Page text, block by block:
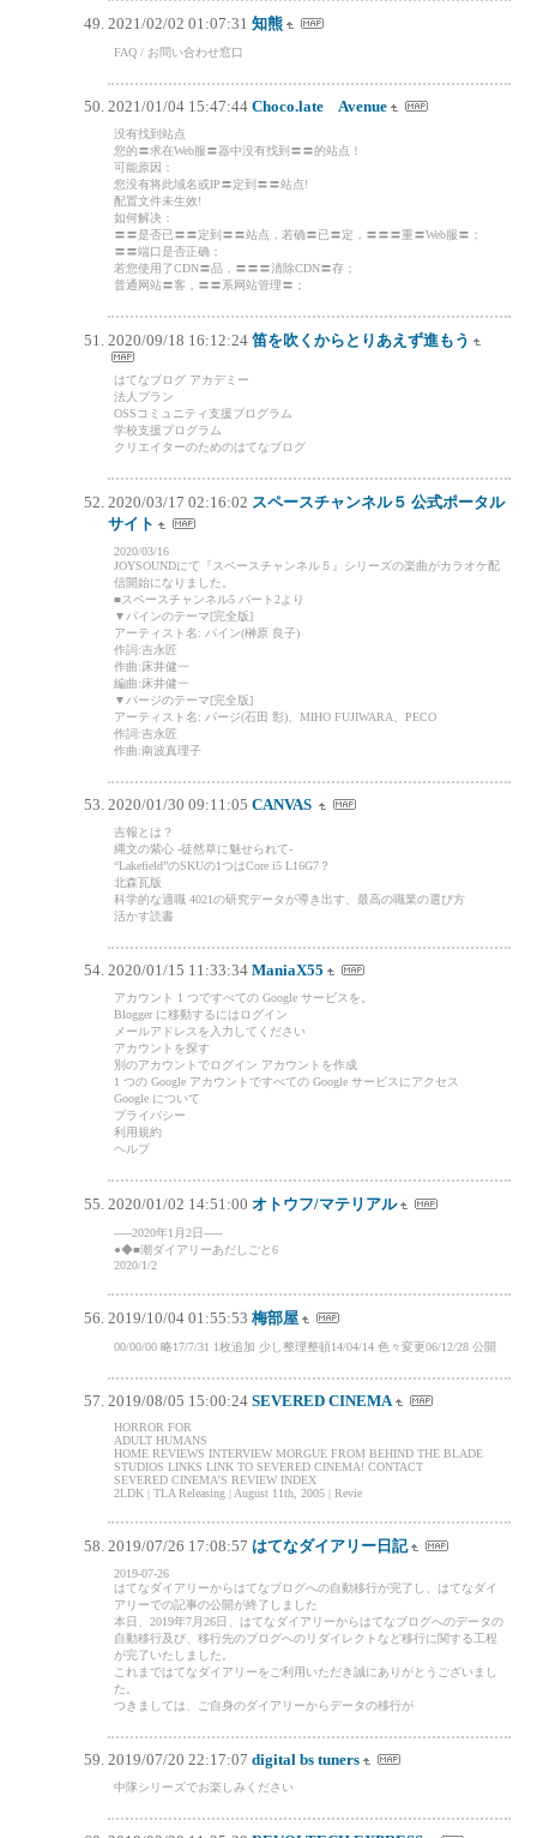
2021/02/02 01:07:31 知熊
FAQ / お問い合わせ窓口
2021/01/04 15:47:44 Choco.late Avenue
没有找到站点
您的〓求在Web服〓器中没有找到〓〓的站点！
可能原因：
您没有将此域名或IP〓定到〓〓站点!
配置文件未生效!
如何解决：
〓〓是否已〓〓定到〓〓站点，若确〓已〓定，〓〓〓重〓Web服〓；
〓〓端口是否正确；
若您使用了CDN〓品，〓〓〓清除CDN〓存；
普通网站〓客，〓〓系网站管理〓；
2020/09/18 16:12:24 笛を吹くからとりあえず進もう
はてなブログ アカデミー
法人プラン
OSSコミュニティ支援プログラム
学校支援プログラム
クリエイターのためのはてなブログ
2020/03/17 02:16:02 スペースチャンネル５ 公式ポータル
サイト
2020/03/16
JOYSOUNDにて『スペースチャンネル５』シリーズの楽曲がカラオケ配
信開始になりました。
■スペースチャンネル5 パート2より
▼パインのテーマ[完全版]
アーティスト名: パイン(榊原 良子)
作詞:吉永匠
作曲:床井健一
編曲:床井健一
▼パージのテーマ[完全版]
アーティスト名: パージ(石田 彰)、MIHO FUJIWARA、PECO
作詞:吉永匠
作曲:南波真理子
2020/01/30 09:11:05 CANVAS
吉報とは？
縄文の紫心 -徒然草に魅せられて-
“Lakefield”のSKUの1つはCore i5 L16G7？
北森瓦版
科学的な適職 4021の研究データが導き出す、最高の職業の選び方
活かす読書
2020/01/15 11:33:34 ManiaX55
アカウント 1 つですべての Google サービスを。
Blogger に移動するにはログイン
メールアドレスを入力してください
アカウントを探す
別のアカウントでログイン アカウントを作成
1 つの Google アカウントですべての Google サービスにアクセス
Google について
プライバシー
利用規約
ヘルプ
2020/01/02 14:51:00 オトウフ/マテリアル
-----2020年1月2日-----
●◆■潮ダイアリーあだしごと6
2020/1/2
2019/10/04 01:55:53 梅部屋
00/00/00 略17/7/31 1枚追加 少し整理整頓14/04/14 色々変更06/12/28 公開
2019/08/05 15:00:24 SEVERED CINEMA
HORROR FOR
ADULT HUMANS
HOME REVIEWS INTERVIEW MORGUE FROM BEHIND THE BLADE
STUDIOS LINKS LINK TO SEVERED CINEMA! CONTACT
SEVERED CINEMA’S REVIEW INDEX
2LDK | TLA Releasing | August 11th, 2005 | Revie
2019/07/26 17:08:57 はてなダイアリー日記
2019-07-26
はてなダイアリーからはてなブログへの自動移行が完了し、はてなダイ
アリーでの記事の公開が終了しました
本日、2019年7月26日、はてなダイアリーからはてなブログへのデータの
自動移行及び、移行先のブログへのリダイレクトなど移行に関する工程
が完了いたしました。
これまではてなダイアリーをご利用いただき誠にありがとうございまし
た。
つきましては、ご自身のダイアリーからデータの移行が
2019/07/20 22:17:07 digital bs tuners
中隊シリーズでお楽しみください